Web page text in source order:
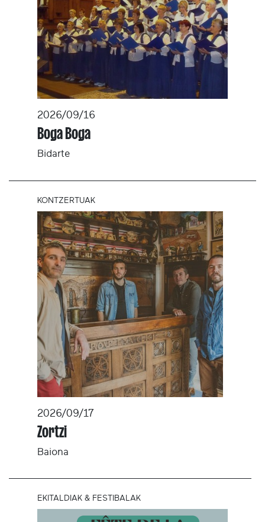
2026/09/16
Boga Boga
Bidarte
KONTZERTUAK
2026/09/17
Zortzi
Baiona
EKITALDIAK & FESTIBALAK